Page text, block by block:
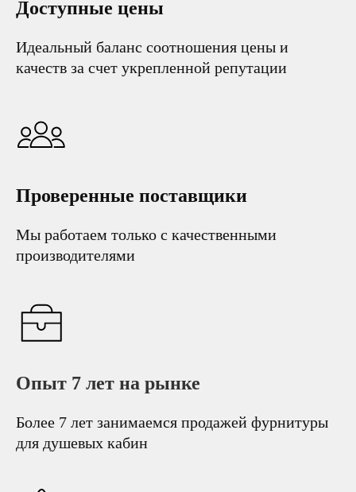
Доступные цены
Идеальный баланс соотношения цены и
качеств за счет укрепленной репутации
Проверенные поставщики
Мы работаем только с качественными
производителями
Опыт 7 лет на рынке
Более 7 лет занимаемся продажей фурнитуры
для душевых кабин